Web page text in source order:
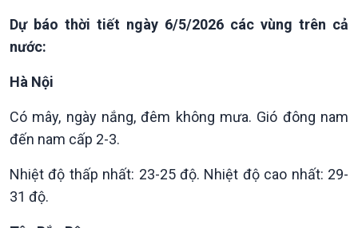
Thời sự 21h30
Dự báo thời tiết ngày 6/5/2026 các vùng trên cả
nước:
Hà Nội
Có mây, ngày nắng, đêm không mưa. Gió đông nam
đến nam cấp 2-3.
Nhiệt độ thấp nhất: 23-25 độ. Nhiệt độ cao nhất: 29-
31 độ.